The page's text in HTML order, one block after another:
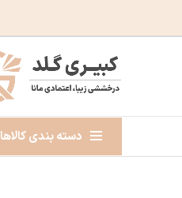
دسته بندی کالاها